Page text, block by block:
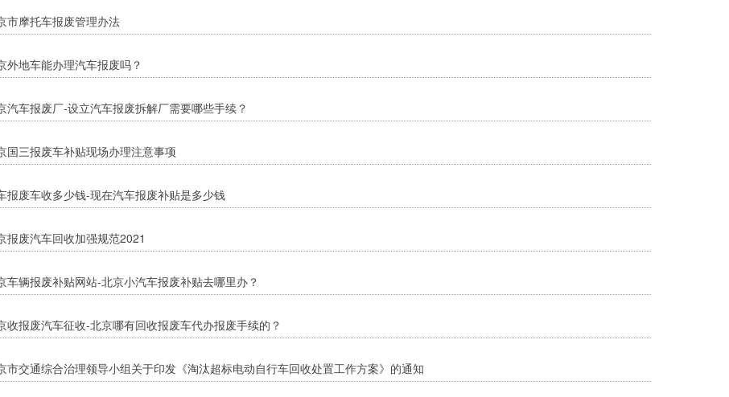
市摩托车报废管理办法
外地车能办理汽车报废吗？
汽车报废厂-设立汽车报废拆解厂需要哪些手续？
国三报废车补贴现场办理注意事项
报废车收多少钱-现在汽车报废补贴是多少钱
报废汽车回收加强规范2021
车辆报废补贴网站-北京小汽车报废补贴去哪里办？
收报废汽车征收-北京哪有回收报废车代办报废手续的？
市交通综合治理领导小组关于印发《淘汰超标电动自行车回收处置工作方案》的通知